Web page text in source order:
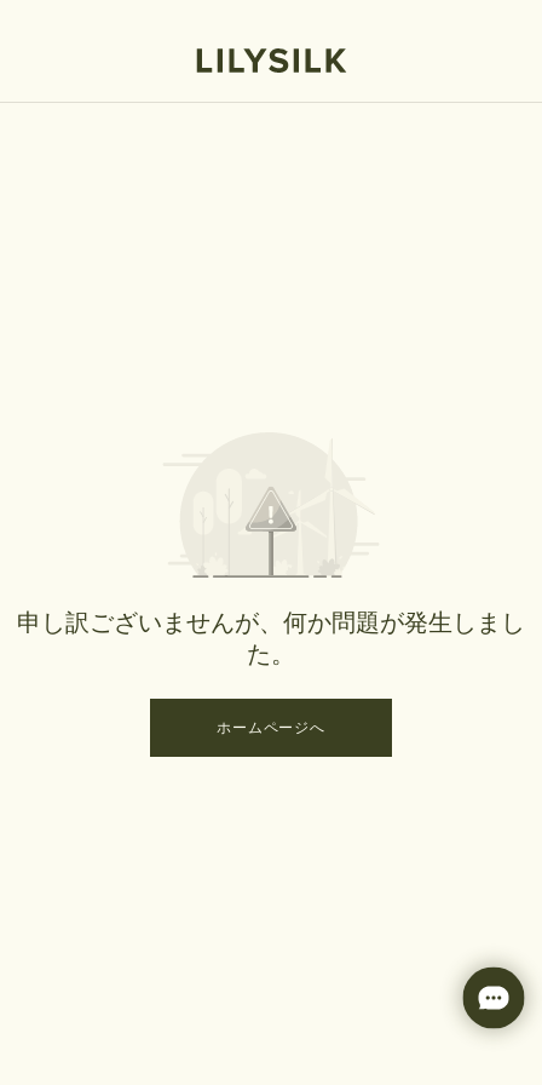
申し訳ございませんが、何か問題が発生しまし
た。
ホームページへ